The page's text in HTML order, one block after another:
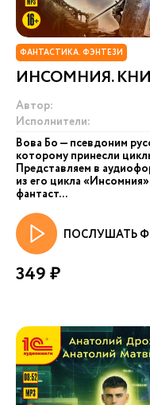
ФАНТАСТИКА. ФЭНТЕЗИ
ИНСОМНИЯ.
Автор:
Исполнители:
Вова Бо — псевдоним
которому принесли
Представляем в
из его цикла
фантаст...
ПОСЛУШАТЬ
349 ₽